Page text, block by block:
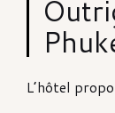
L’hôtel